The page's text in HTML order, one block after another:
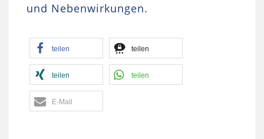
und Nebenwirkungen.
teilen teilen
teilen teilen
E-Mail